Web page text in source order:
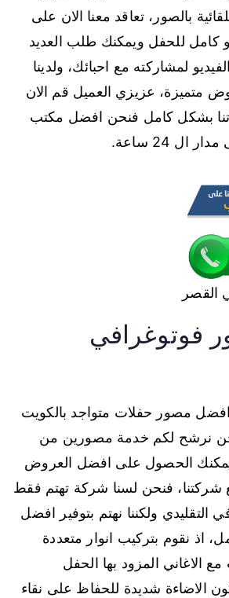
بالصور، تعاقد معنا الان على
كامل للحفل ويمكنك طلب العديد
لمشاركته مع احبائك، ولدينا
متميزة، عزيزي العميل قم الان
بشكل كامل فنحن افضل مكتب
24 ساعة.
القصر
فوتوغرافي
مصور حفلات متواجد بالكويت
نرشح لكم خدمة مصورين من
الحصول على افضل العروض
شركتنا، فنحن لسنا شركة تهتم فقط
التقليدي ولكننا نهتم بتوفير افضل
اذ نقوم بتركيب انوار متعددة
مع الاغاني المزود بها الحفل
الاضاءة شديدة للحفاظ على نقاء